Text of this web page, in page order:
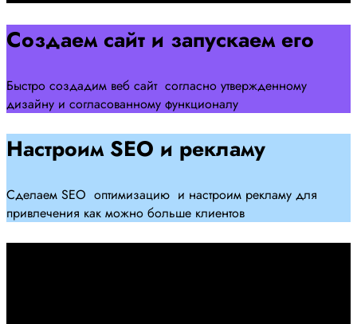
Создаем сайт и запускаем его
Быстро создадим веб сайт согласно утвержденному
дизайну и согласованному функционалу
Настроим SEO и рекламу
Сделаем SEO оптимизацию и настроим рекламу для
привлечения как можно больше клиентов